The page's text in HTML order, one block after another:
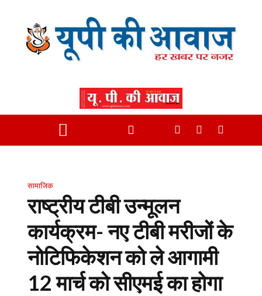
सामाजिक
राष्ट्रीय टीबी उन्मूलन
कार्यक्रम- नए टीबी मरीजों के
नोटिफिकेशन को ले आगामी
12 मार्च को सीएमई का होगा